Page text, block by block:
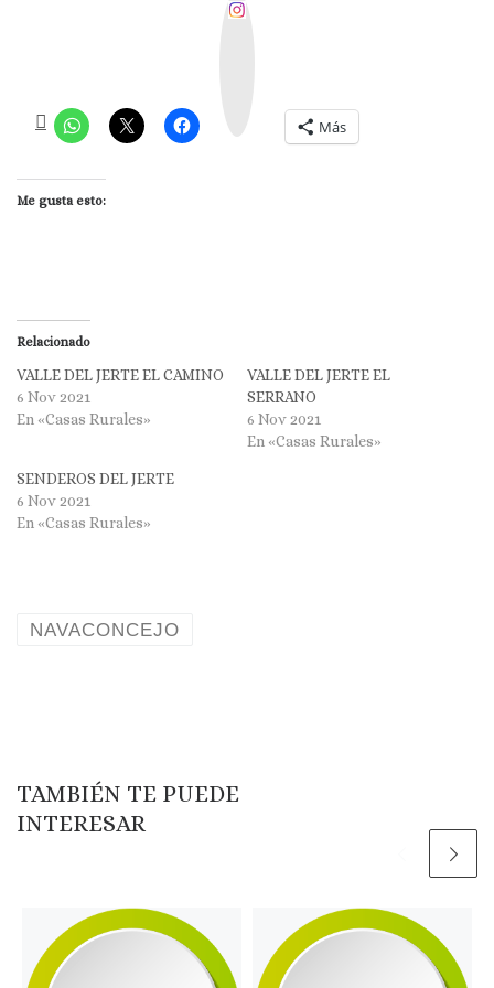
Más
Me gusta esto:
Relacionado
VALLE DEL JERTE EL CAMINO
6 Nov 2021
En «Casas Rurales»
VALLE DEL JERTE EL
SERRANO
6 Nov 2021
En «Casas Rurales»
SENDEROS DEL JERTE
6 Nov 2021
En «Casas Rurales»
NAVACONCEJO
TAMBIÉN TE PUEDE
INTERESAR